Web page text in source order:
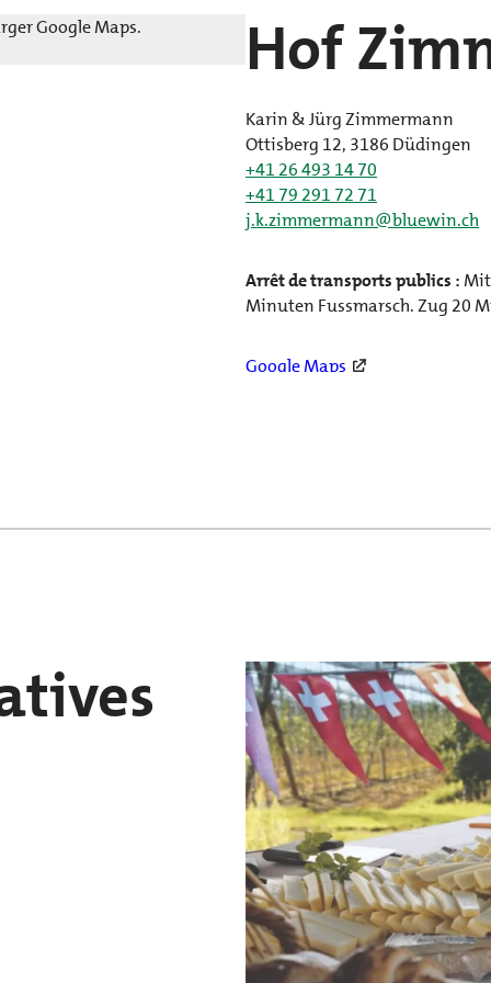
Google Maps. Hof
Karin & Jürg Zimmermann
Ottisberg 12, 3186 Düdingen
+41 26 493 14 70
+41 79 291 72 71
j.k.zimmermann@bluewin.ch
Arrêt de transports publics :
Minuten Fussmarsch. Zug 20
Google Maps